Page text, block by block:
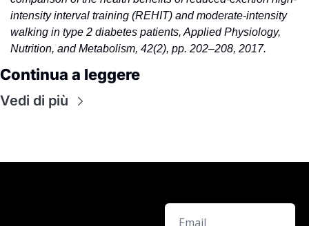
intensity interval training (REHIT) and moderate-intensity
walking in type 2 diabetes patients, Applied Physiology,
Nutrition, and Metabolism, 42(2), pp. 202–208, 2017.
Continua a leggere
Vedi di più